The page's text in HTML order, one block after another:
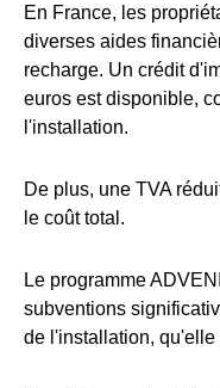
En France, les
diverses aides
recharge. Un crédit
euros est disponible,
l'installation.
De plus, une TVA
le coût total.
Le programme
subventions
de l'installation,